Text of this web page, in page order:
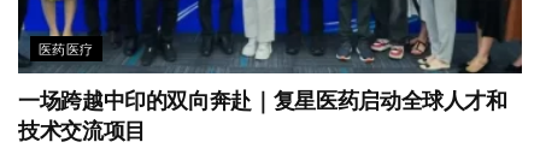
医药医疗
一场跨越中印的双向奔赴｜复星医药启动全球人才和
技术交流项目